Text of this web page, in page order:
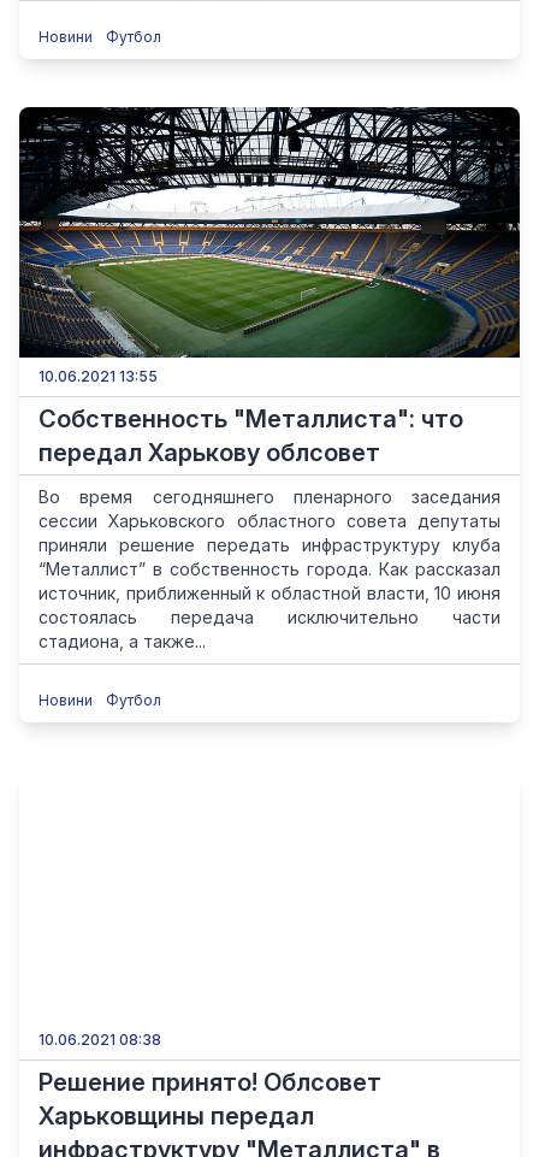
Новини Футбол
10.06.2021 13:55
Собственность "Металлиста": что
передал Харькову облсовет
Во время сегодняшнего пленарного заседания
сессии Харьковского областного совета депутаты
приняли решение передать инфраструктуру клуба
“Металлист” в собственность города. Как рассказал
источник, приближенный к областной власти, 10 июня
состоялась передача исключительно части
стадиона, а также...
Новини Футбол
10.06.2021 08:38
Решение принято! Облсовет
Харьковщины передал
инфраструктуру "Металлиста" в